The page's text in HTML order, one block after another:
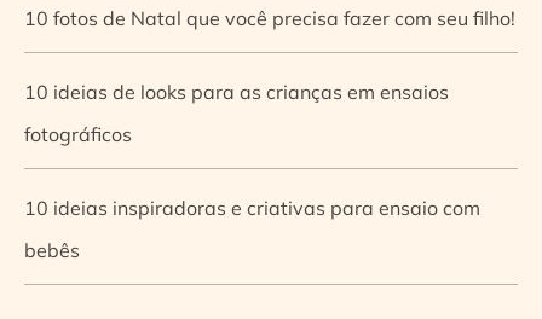
10 fotos de Natal que você precisa fazer com seu filho!
10 ideias de looks para as crianças em ensaios
fotográficos
10 ideias inspiradoras e criativas para ensaio com
bebês